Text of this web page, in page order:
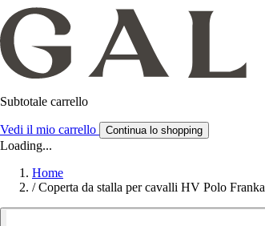
Subtotale carrello
Vedi il mio carrello Continua lo shopping
Loading...
Home
/ Coperta da stalla per cavalli HV Polo Franka